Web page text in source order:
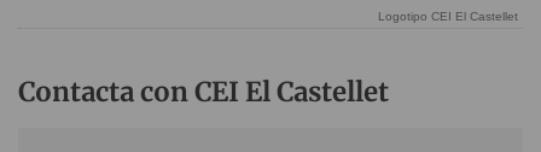
Logotipo CEI El Castellet
Contacta con CEI El Castellet